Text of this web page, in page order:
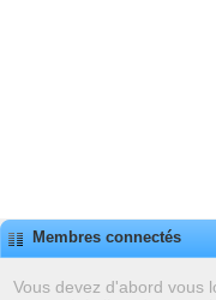
Membres connectés
Vous devez d'abord vous